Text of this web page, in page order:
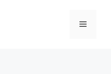
메